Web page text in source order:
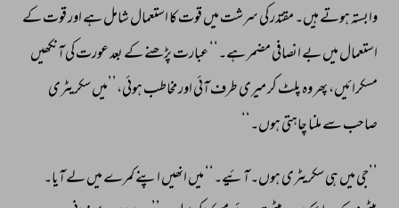
وابستہ ہوتے ہیں۔ مقتدر کی سرشت میں قوت کا استعمال شامل ہے اور قوت کے
استعمال میں بے انصافی مضمر ہے۔‘‘ عبارت پڑھنے کے بعد عورت کی آنکھیں
مسکرائیں، پھر وہ پلٹ کر میری طرف آئی اور مخاطب ہوئی،’’میں سکریٹری
صاحب سے ملنا چاہتی ہوں۔‘‘
’’جی میں ہی سکریٹری ہوں۔ آئیے۔‘‘ میں انھیں اپنے کمرے میں لے آیا۔